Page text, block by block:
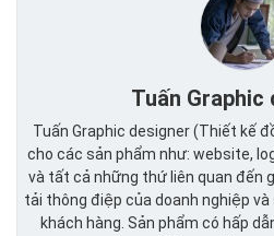
Tuấn Graphic
Tuấn Graphic designer (Thiết kế
cho các sản phẩm như: website,
và tất cả những thứ liên quan đến
tải thông điệp của doanh nghiệp
khách hàng. Sản phẩm có hấp